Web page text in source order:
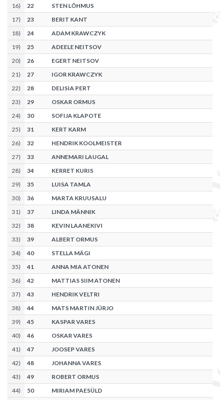
16) 22
STEN LÕHMUS
17) 23
BERIT KANT
18) 24
ADAM KRAWCZYK
19) 25
ADEELE NEITSOV
20) 26
EGERT NEITSOV
21) 27
IGOR KRAWCZYK
22) 28
DELISIA PERT
23) 29
OSKAR ORMUS
24) 30
SOFIJA KLAPOTE
25) 31
KERT KARM
26) 32
HENDRIK KOOLMEISTER
27) 33
ANNEMARI LAUGAL
28) 34
KERRET KURIS
29) 35
LUISA TAMLA
30) 36
MARTA KRUUSALU
31) 37
LINDA MÄNNIK
32) 38
KEVIN LAANEKIVI
33) 39
ALBERT ORMUS
34) 40
STELLA MÄGI
35) 41
ANNA MIA ATONEN
36) 42
MATTIAS SIIM ATONEN
37) 43
HENDRIK VELTRI
38) 44
MATS MARTIN JÜRJO
39) 45
KASPAR VARES
40) 46
OSKAR VARES
41) 47
JOOSEP VARES
42) 48
JOHANNA VARES
43) 49
ROBERT ORMUS
44) 50
MIRIAM PAESÜLD